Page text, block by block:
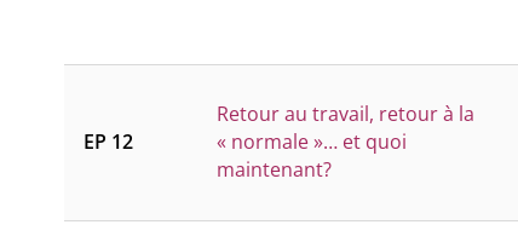
EP 12
Retour au travail, retour à la
« normale »… et quoi
maintenant?